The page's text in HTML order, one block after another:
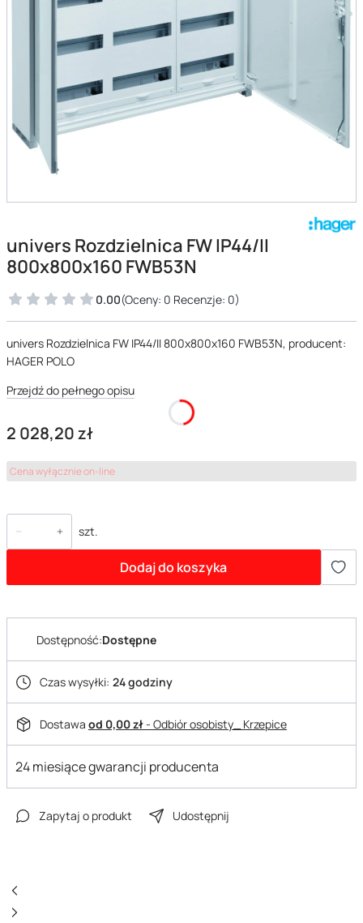
univers Rozdzielnica FW IP44/II
800x800x160 FWB53N
0.00(Oceny: 0 Recenzje: 0)
univers Rozdzielnica FW IP44/II 800x800x160 FWB53N, producent:
HAGER POLO
Przejdź do pełnego opisu
Cena
2 028,20 zł
Cena wyłącznie on-line
szt.
Dodaj do koszyka
Dostępność:Dostępne
Czas wysyłki: 24 godziny
Dostawa od 0,00 zł- Odbiór osobisty_ Krzepice
24 miesiące gwarancji producenta
Zapytaj o produkt Udostępnij